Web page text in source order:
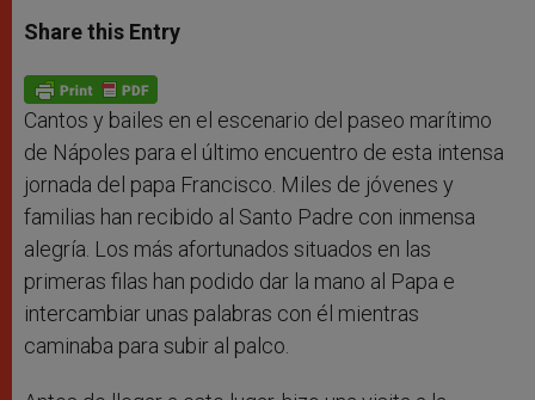
t
s
p
p
s
e
g
e
r
e
b
o
k
Share this Entry
Cantos y bailes en el escenario del paseo marítimo
de Nápoles para el último encuentro de esta intensa
jornada del papa Francisco. Miles de jóvenes y
familias han recibido al Santo Padre con inmensa
alegría. Los más afortunados situados en las
primeras filas han podido dar la mano al Papa e
intercambiar unas palabras con él mientras
caminaba para subir al palco.